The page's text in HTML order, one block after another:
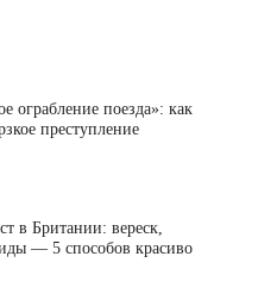
ограбление поезда»: как
преступление
в Британии: вереск,
— 5 способов красиво